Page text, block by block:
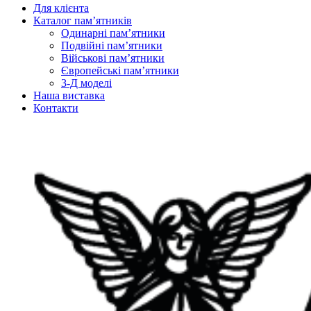
Для клієнта
Каталог пам’ятників
Одинарні пам’ятники
Подвійні пам’ятники
Військові пам’ятники
Європейські пам’ятники
3-Д моделі
Наша виставка
Контакти